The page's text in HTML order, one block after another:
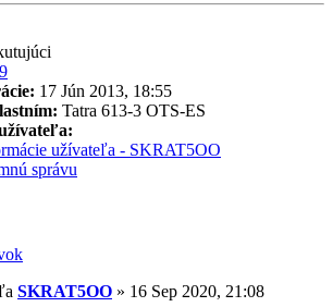
17 Jún 2013, 18:55
Tatra 613-3 OTS-ES
užívateľa - SKRAT5OO
správu
SKRAT5OO » 16 Sep 2020, 21:08